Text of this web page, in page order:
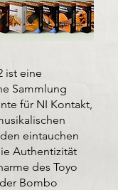
ist eine
Sammlung
für NI Kontakt,
eintauchen
Authentizität
des Toyo
Bombo